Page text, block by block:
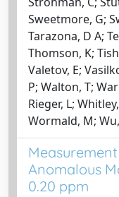
Sweetmore, G;
Tarazona, D A;
Thomson, K;
Valetov, E;
P; Walton, T;
Rieger, L;
Wormald, M;
Anomalous
0.20 ppm